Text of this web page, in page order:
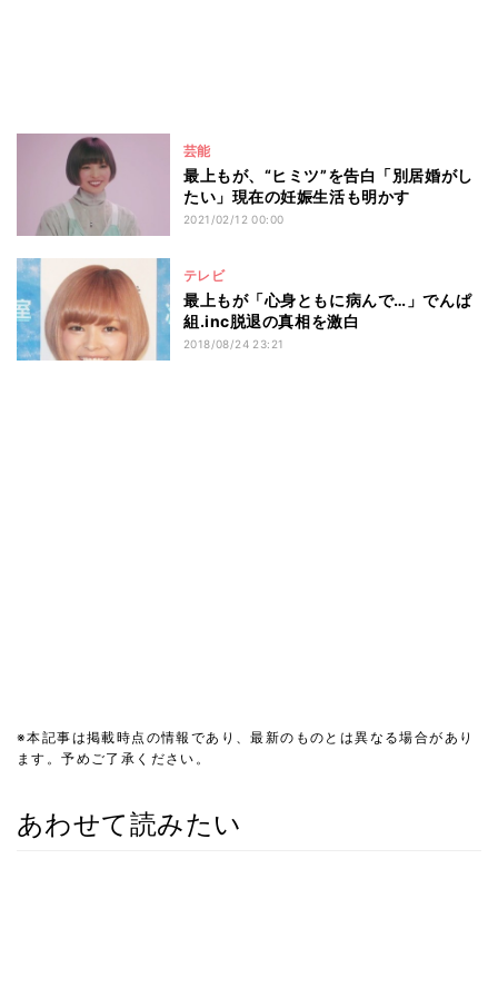
芸能
最上もが、“ヒミツ”を告白「別居婚がし
たい」現在の妊娠生活も明かす
2021/02/12 00:00
テレビ
最上もが「心身ともに病んで…」でんぱ
組.inc脱退の真相を激白
2018/08/24 23:21
※本記事は掲載時点の情報であり、最新のものとは異なる場合があり
ます。予めご了承ください。
あわせて読みたい